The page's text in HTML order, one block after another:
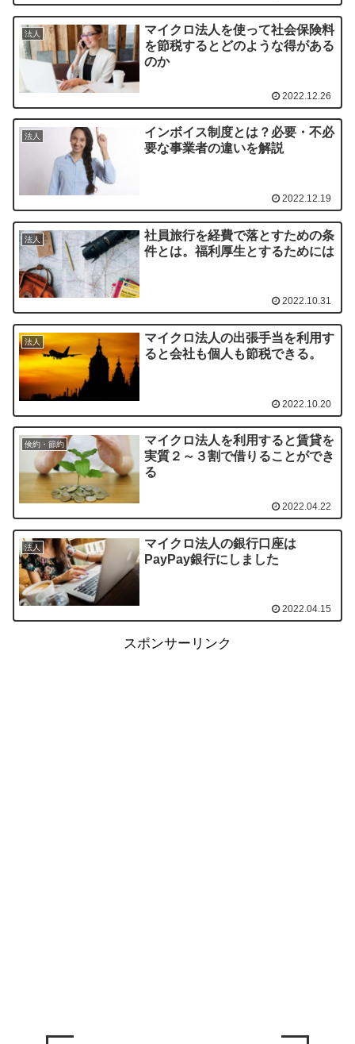
法人
マイクロ法人を使って社会保険料
を節税するとどのような得がある
のか
2022.12.26
法人
インボイス制度とは？必要・不必
要な事業者の違いを解説
2022.12.19
法人
社員旅行を経費で落とすための条
件とは。福利厚生とするためには
2022.10.31
法人
マイクロ法人の出張手当を利用す
ると会社も個人も節税できる。
2022.10.20
倹約・節約
マイクロ法人を利用すると賃貸を
実質２～３割で借りることができ
る
2022.04.22
法人
マイクロ法人の銀行口座は
PayPay銀行にしました
2022.04.15
スポンサーリンク